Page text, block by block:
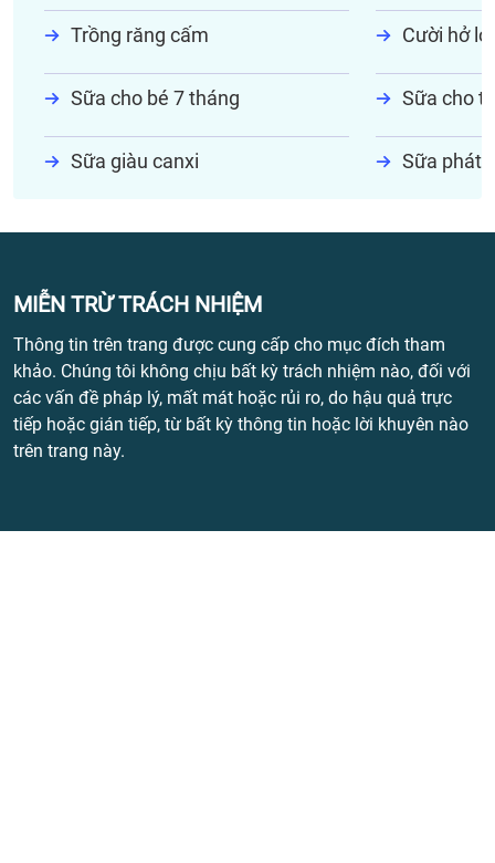
Trồng răng cấm Cười hở lợi
Sữa cho bé 7 tháng Sữa cho
Sữa giàu canxi Sữa phát
MIỄN TRỪ TRÁCH NHIỆM
Thông tin trên trang được cung cấp cho mục đích tham
khảo. Chúng tôi không chịu bất kỳ trách nhiệm nào, đối với
các vấn đề pháp lý, mất mát hoặc rủi ro, do hậu quả trực
tiếp hoặc gián tiếp, từ bất kỳ thông tin hoặc lời khuyên nào
trên trang này.